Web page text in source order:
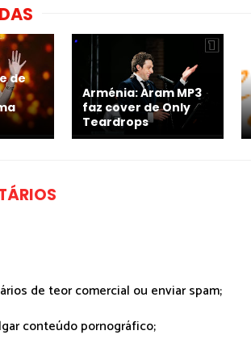
de
Arménia: Aram MP3
faz cover de Only
Teardrops
de teor comercial ou enviar spam;
conteúdo pornográfico;